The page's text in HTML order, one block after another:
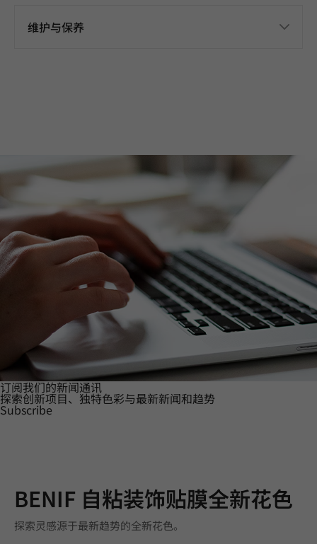
维护与保养
订阅我们的新闻通讯
探索创新项目、独特色彩与最新新闻和趋势
Subscribe
BENIF 自粘装饰贴膜全新花色
探索灵感源于最新趋势的全新花色。